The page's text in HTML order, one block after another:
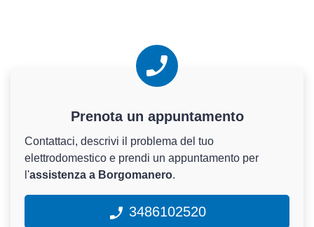
Prenota un appuntamento
Contattaci, descrivi il problema del tuo
elettrodomestico e prendi un appuntamento per
l'assistenza a Borgomanero.
3486102520